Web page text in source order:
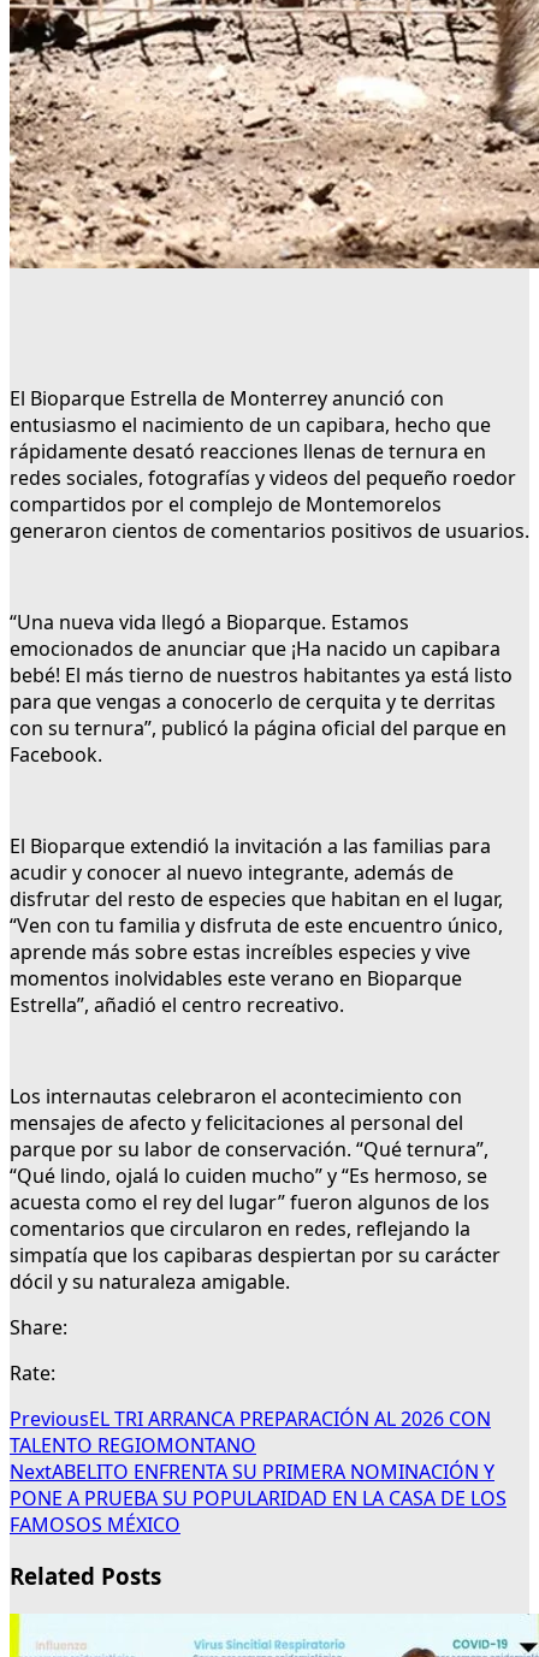
El Bioparque Estrella de Monterrey anunció con
entusiasmo el nacimiento de un capibara, hecho que
rápidamente desató reacciones llenas de ternura en
redes sociales, fotografías y videos del pequeño roedor
compartidos por el complejo de Montemorelos
generaron cientos de comentarios positivos de usuarios.
“Una nueva vida llegó a Bioparque. Estamos
emocionados de anunciar que ¡Ha nacido un capibara
bebé! El más tierno de nuestros habitantes ya está listo
para que vengas a conocerlo de cerquita y te derritas
con su ternura”, publicó la página oficial del parque en
Facebook.
El Bioparque extendió la invitación a las familias para
acudir y conocer al nuevo integrante, además de
disfrutar del resto de especies que habitan en el lugar,
“Ven con tu familia y disfruta de este encuentro único,
aprende más sobre estas increíbles especies y vive
momentos inolvidables este verano en Bioparque
Estrella”, añadió el centro recreativo.
Los internautas celebraron el acontecimiento con
mensajes de afecto y felicitaciones al personal del
parque por su labor de conservación. “Qué ternura”,
“Qué lindo, ojalá lo cuiden mucho” y “Es hermoso, se
acuesta como el rey del lugar” fueron algunos de los
comentarios que circularon en redes, reflejando la
simpatía que los capibaras despiertan por su carácter
dócil y su naturaleza amigable.
Share:
Rate:
PreviousEL TRI ARRANCA PREPARACIÓN AL 2026 CON
TALENTO REGIOMONTANO
NextABELITO ENFRENTA SU PRIMERA NOMINACIÓN Y
PONE A PRUEBA SU POPULARIDAD EN LA CASA DE LOS
FAMOSOS MÉXICO
Related Posts